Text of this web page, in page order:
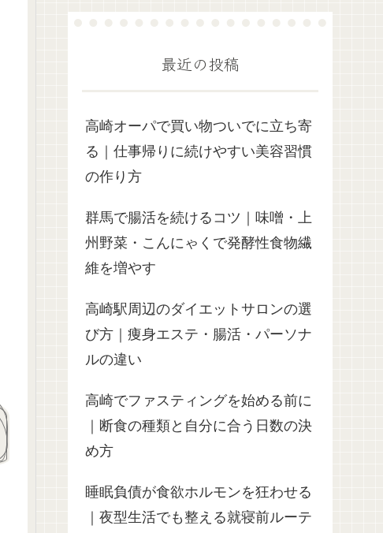
最近の投稿
高崎オーパで買い物ついでに立ち寄
る｜仕事帰りに続けやすい美容習慣
の作り方
群馬で腸活を続けるコツ｜味噌・上
州野菜・こんにゃくで発酵性食物繊
維を増やす
高崎駅周辺のダイエットサロンの選
び方｜痩身エステ・腸活・パーソナ
ルの違い
高崎でファスティングを始める前に
｜断食の種類と自分に合う日数の決
め方
睡眠負債が食欲ホルモンを狂わせる
｜夜型生活でも整える就寝前ルーテ